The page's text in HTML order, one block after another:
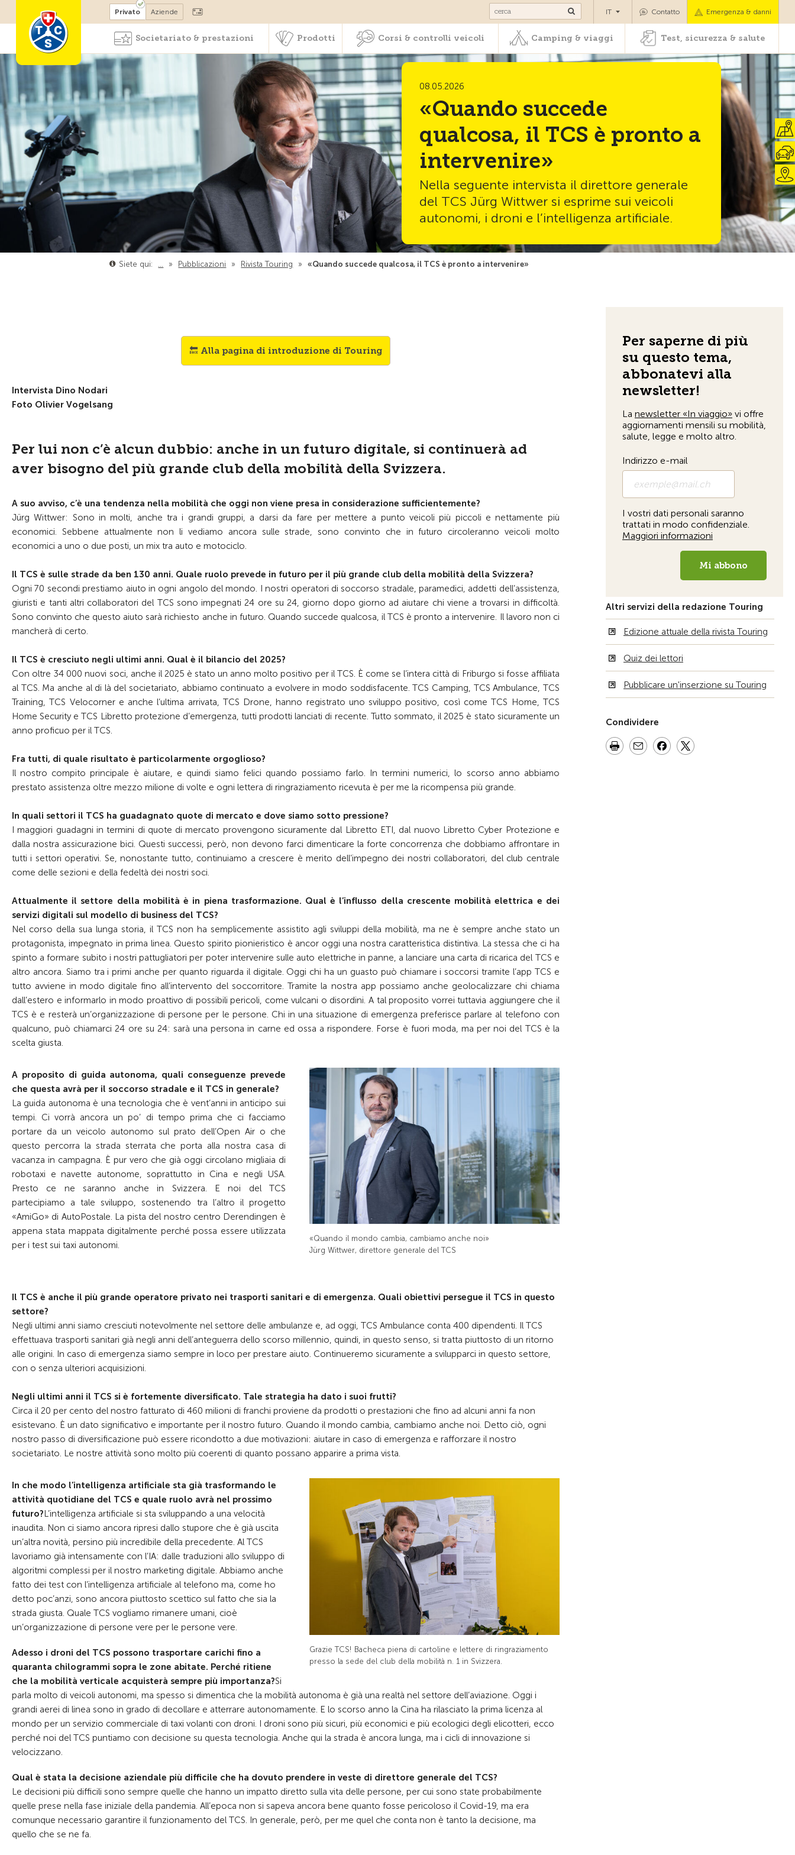
Diventare socio Corsi & controlli veicoli Camping & viaggi Test, sicurezza & salute
Privato Aziende Contatto Emergenza & danni
IT
Societariato & prestazioni Prodotti Corsi & controlli veicoli Camping & viaggi Test, sicurezza & salute
08.05.2026
«Quando succede
qualcosa, il TCS è pronto a
intervenire»
Nella seguente intervista il direttore generale
del TCS Jürg Wittwer si esprime sui veicoli
autonomi, i droni e l’intelligenza artificiale.
Siete qui: … » Pubblicazioni » Rivista Touring » «Quando succede qualcosa, il TCS è pronto a intervenire»
🔙 Alla pagina di introduzione di Touring
Intervista Dino Nodari
Foto Olivier Vogelsang
Per lui non c’è alcun dubbio: anche in un futuro digitale, si continuerà ad
aver bisogno del più grande club della mobilità della Svizzera.
A suo avviso, c’è una tendenza nella mobilità che oggi non viene presa in considerazione sufficientemente?
Jürg Wittwer: Sono in molti, anche tra i grandi gruppi, a darsi da fare per mettere a punto veicoli più piccoli e nettamente più
economici. Sebbene attualmente non li vediamo ancora sulle strade, sono convinto che in futuro circoleranno veicoli molto
economici a uno o due posti, un mix tra auto e motociclo.
Il TCS è sulle strade da ben 130 anni. Quale ruolo prevede in futuro per il più grande club della mobilità della Svizzera?
Ogni 70 secondi prestiamo aiuto in ogni angolo del mondo. I nostri operatori di soccorso stradale, paramedici, addetti dell’assistenza,
giuristi e tanti altri collaboratori del TCS sono impegnati 24 ore su 24, giorno dopo giorno ad aiutare chi viene a trovarsi in difficoltà.
Sono convinto che questo aiuto sarà richiesto anche in futuro. Quando succede qualcosa, il TCS è pronto a intervenire. Il lavoro non ci
mancherà di certo.
Il TCS è cresciuto negli ultimi anni. Qual è il bilancio del 2025?
Con oltre 34 000 nuovi soci, anche il 2025 è stato un anno molto positivo per il TCS. È come se l’intera città di Friburgo si fosse affiliata
al TCS. Ma anche al di là del societariato, abbiamo continuato a evolvere in modo soddisfacente. TCS Camping, TCS Ambulance, TCS
Training, TCS Velocorner e anche l’ultima arrivata, TCS Drone, hanno registrato uno sviluppo positivo, così come TCS Home, TCS
Home Security e TCS Libretto protezione d’emergenza, tutti prodotti lanciati di recente. Tutto sommato, il 2025 è stato sicuramente un
anno proficuo per il TCS.
Fra tutti, di quale risultato è particolarmente orgoglioso?
Il nostro compito principale è aiutare, e quindi siamo felici quando possiamo farlo. In termini numerici, lo scorso anno abbiamo
prestato assistenza oltre mezzo milione di volte e ogni lettera di ringraziamento ricevuta è per me la ricompensa più grande.
In quali settori il TCS ha guadagnato quote di mercato e dove siamo sotto pressione?
I maggiori guadagni in termini di quote di mercato provengono sicuramente dal Libretto ETI, dal nuovo Libretto Cyber Protezione e
dalla nostra assicurazione bici. Questi successi, però, non devono farci dimenticare la forte concorrenza che dobbiamo affrontare in
tutti i settori operativi. Se, nonostante tutto, continuiamo a crescere è merito dell’impegno dei nostri collaboratori, del club centrale
come delle sezioni e della fedeltà dei nostri soci.
Attualmente il settore della mobilità è in piena trasformazione. Qual è l’influsso della crescente mobilità elettrica e dei
servizi digitali sul modello di business del TCS?
Nel corso della sua lunga storia, il TCS non ha semplicemente assistito agli sviluppi della mobilità, ma ne è sempre anche stato un
protagonista, impegnato in prima linea. Questo spirito pionieristico è ancor oggi una nostra caratteristica distintiva. La stessa che ci ha
spinto a formare subito i nostri pattugliatori per poter intervenire sulle auto elettriche in panne, a lanciare una carta di ricarica del TCS e
altro ancora. Siamo tra i primi anche per quanto riguarda il digitale. Oggi chi ha un guasto può chiamare i soccorsi tramite l’app TCS e
tutto avviene in modo digitale fino all’intervento del soccorritore. Tramite la nostra app possiamo anche geolocalizzare chi chiama
dall’estero e informarlo in modo proattivo di possibili pericoli, come vulcani o disordini. A tal proposito vorrei tuttavia aggiungere che il
TCS è e resterà un’organizzazione di persone per le persone. Chi in una situazione di emergenza preferisce parlare al telefono con
qualcuno, può chiamarci 24 ore su 24: sarà una persona in carne ed ossa a rispondere. Forse è fuori moda, ma per noi del TCS è la
scelta giusta.
«Quando il mondo cambia, cambiamo anche noi»
Jürg Wittwer, direttore generale del TCS
A proposito di guida autonoma, quali conseguenze prevede
che questa avrà per il soccorso stradale e il TCS in generale?
La guida autonoma è una tecnologia che è vent’anni in anticipo sui
tempi. Ci vorrà ancora un po’ di tempo prima che ci facciamo
portare da un veicolo autonomo sul prato dell’Open Air o che
questo percorra la strada sterrata che porta alla nostra casa di
vacanza in campagna. È pur vero che già oggi circolano migliaia di
robotaxi e navette autonome, soprattutto in Cina e negli USA.
Presto ce ne saranno anche in Svizzera. E noi del TCS
partecipiamo a tale sviluppo, sostenendo tra l’altro il progetto
«AmiGo» di AutoPostale. La pista del nostro centro Derendingen è
appena stata mappata digitalmente perché possa essere utilizzata
per i test sui taxi autonomi.
Il TCS è anche il più grande operatore privato nei trasporti sanitari e di emergenza. Quali obiettivi persegue il TCS in questo
settore?
Negli ultimi anni siamo cresciuti notevolmente nel settore delle ambulanze e, ad oggi, TCS Ambulance conta 400 dipendenti. Il TCS
effettuava trasporti sanitari già negli anni dell’anteguerra dello scorso millennio, quindi, in questo senso, si tratta piuttosto di un ritorno
alle origini. In caso di emergenza siamo sempre in loco per prestare aiuto. Continueremo sicuramente a svilupparci in questo settore,
con o senza ulteriori acquisizioni.
Negli ultimi anni il TCS si è fortemente diversificato. Tale strategia ha dato i suoi frutti?
Circa il 20 per cento del nostro fatturato di 460 milioni di franchi proviene da prodotti o prestazioni che fino ad alcuni anni fa non
esistevano. È un dato significativo e importante per il nostro futuro. Quando il mondo cambia, cambiamo anche noi. Detto ciò, ogni
nostro passo di diversificazione può essere ricondotto a due motivazioni: aiutare in caso di emergenza e rafforzare il nostro
societariato. Le nostre attività sono molto più coerenti di quanto possano apparire a prima vista.
Grazie TCS! Bacheca piena di cartoline e lettere di ringraziamento
presso la sede del club della mobilità n. 1 in Svizzera.
In che modo l’intelligenza artificiale sta già trasformando le
attività quotidiane del TCS e quale ruolo avrà nel prossimo
futuro? L’intelligenza artificiale si sta sviluppando a una velocità
inaudita. Non ci siamo ancora ripresi dallo stupore che è già uscita
un’altra novità, persino più incredibile della precedente. Al TCS
lavoriamo già intensamente con l’IA: dalle traduzioni allo sviluppo di
algoritmi complessi per il nostro marketing digitale. Abbiamo anche
fatto dei test con l’intelligenza artificiale al telefono ma, come ho
detto poc’anzi, sono ancora piuttosto scettico sul fatto che sia la
strada giusta. Quale TCS vogliamo rimanere umani, cioè
un’organizzazione di persone vere per le persone vere.
Adesso i droni del TCS possono trasportare carichi fino a
quaranta chilogrammi sopra le zone abitate. Perché ritiene
che la mobilità verticale acquisterà sempre più importanza?Si
parla molto di veicoli autonomi, ma spesso si dimentica che la mobilità autonoma è già una realtà nel settore dell’aviazione. Oggi i
grandi aerei di linea sono in grado di decollare e atterrare autonomamente. E lo scorso anno la Cina ha rilasciato la prima licenza al
mondo per un servizio commerciale di taxi volanti con droni. I droni sono più sicuri, più economici e più ecologici degli elicotteri, ecco
perché noi del TCS puntiamo con decisione su questa tecnologia. Anche qui la strada è ancora lunga, ma i cicli di innovazione si
velocizzano.
Qual è stata la decisione aziendale più difficile che ha dovuto prendere in veste di direttore generale del TCS?
Le decisioni più difficili sono sempre quelle che hanno un impatto diretto sulla vita delle persone, per cui sono state probabilmente
quelle prese nella fase iniziale della pandemia. All’epoca non si sapeva ancora bene quanto fosse pericoloso il Covid-19, ma era
comunque necessario garantire il funzionamento del TCS. In generale, però, per me quel che conta non è tanto la decisione, ma
quello che se ne fa.
Altri servizi della redazione Touring
Edizione attuale della rivista Touring
Quiz dei lettori
Pubblicare un'inserzione su Touring
Condividere